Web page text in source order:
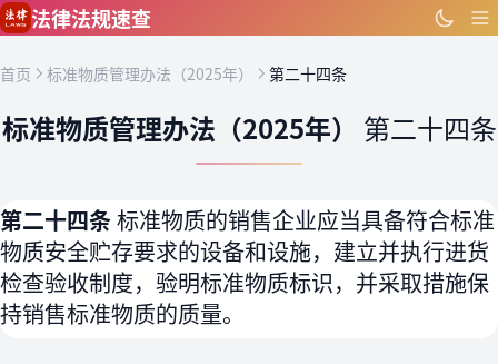
跳到主要内容
法律法规速查
首页 标准物质管理办法（2025年） 第二十四条
标准物质管理办法（2025年） 第二十四条
第二十四条标准物质的销售企业应当具备符合标准
物质安全贮存要求的设备和设施，建立并执行进货
检查验收制度，验明标准物质标识，并采取措施保
持销售标准物质的质量。